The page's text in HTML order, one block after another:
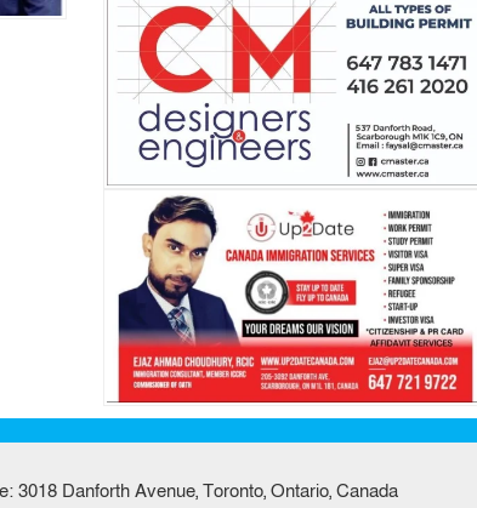
3018 Danforth Avenue, Toronto, Ontario, Canada